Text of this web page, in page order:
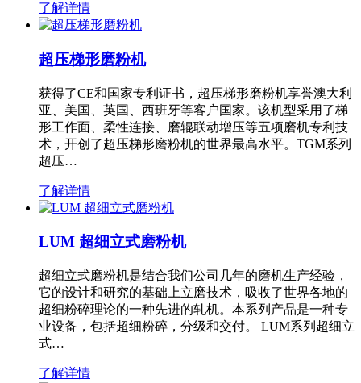
了解详情
超压梯形磨粉机
获得了CE和国家专利证书，超压梯形磨粉机享誉澳大利
亚、美国、英国、西班牙等客户国家。该机型采用了梯
形工作面、柔性连接、磨辊联动增压等五项磨机专利技
术，开创了超压梯形磨粉机的世界最高水平。TGM系列
超压…
了解详情
LUM 超细立式磨粉机
超细立式磨粉机是结合我们公司几年的磨机生产经验，
它的设计和研究的基础上立磨技术，吸收了世界各地的
超细粉碎理论的一种先进的轧机。本系列产品是一种专
业设备，包括超细粉碎，分级和交付。 LUM系列超细立
式…
了解详情